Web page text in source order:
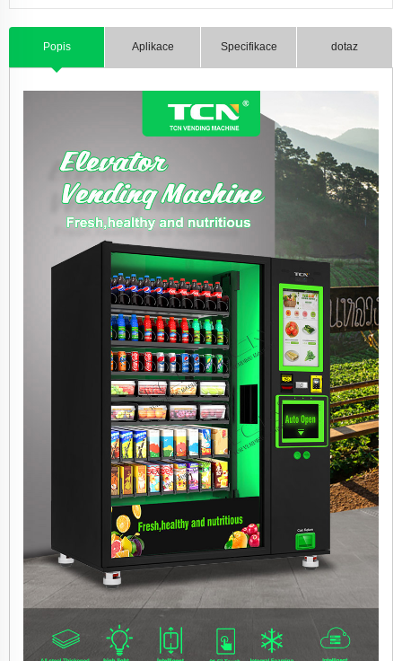
Popis Aplikace Specifikace dotaz